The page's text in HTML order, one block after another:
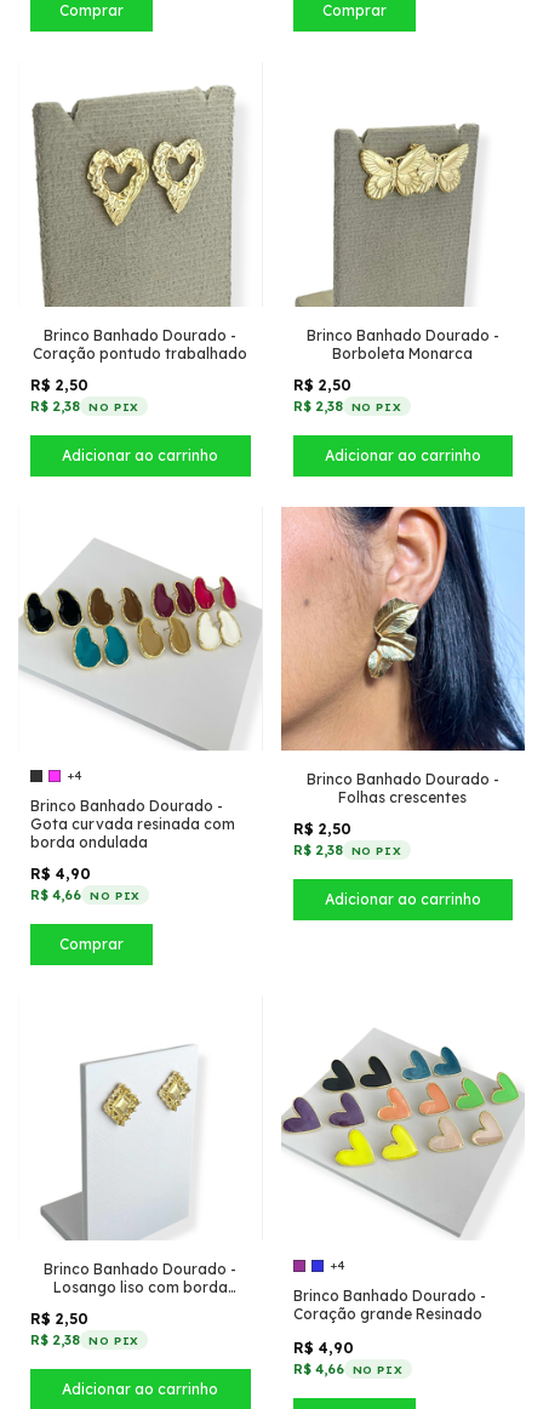
Comprar Comprar
Brinco Banhado Dourado -
Coração pontudo trabalhado
R$ 2,50
R$ 2,38 NO PIX
Brinco Banhado Dourado -
Borboleta Monarca
R$ 2,50
R$ 2,38 NO PIX
+4
Brinco Banhado Dourado -
Gota curvada resinada com
borda ondulada
R$ 4,90
R$ 4,66 NO PIX
Comprar
Brinco Banhado Dourado -
Folhas crescentes
R$ 2,50
R$ 2,38 NO PIX
Brinco Banhado Dourado -
Losango liso com borda
R$ 2,50
R$ 2,38 NO PIX
+4
Brinco Banhado Dourado -
Coração grande Resinado
R$ 4,90
R$ 4,66 NO PIX